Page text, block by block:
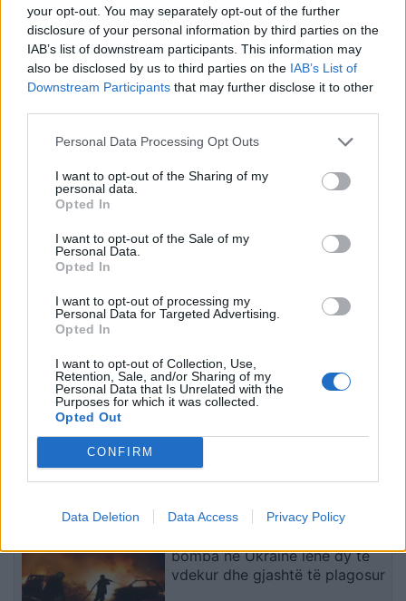
your opt-out. You may separately opt-out of the further
disclosure of your personal information by third parties on the
IAB’s list of downstream participants. This information may
also be disclosed by us to third parties on the IAB’s List of
Downstream Participants that may further disclose it to other
Personal Data Processing Opt Outs
I want to opt-out of the Sharing of my
personal data.
Opted In
I want to opt-out of the Sale of my
Personal Data.
Opted In
I want to opt-out of processing my
Personal Data for Targeted Advertising.
Opted In
I want to opt-out of Collection, Use,
Retention, Sale, and/or Sharing of my
Personal Data that Is Unrelated with the
Purposes for which it was collected.
Opted Out
CONFIRM
Data Deletion Data Access Privacy Policy
e Mbrojtjes: Nëntë vatra
nën monitorim, zonat e
banuara jashtë rrezikut
thikë në Tanvald të
Republikës Çeke,
arrestohet autori
Gjykata ndaloi ndërtimin e
një salle vallëzimi në
Shtëpinë e Bardhë,
reagon Trump: Do ta
çojmë çështjen në
Gjykatën e Lartë
Apeli bllokon projektin e
Shtëpinë e Bardhë, Trump
paralajmëron ankim në
dhe i tmerrshëm
të fundit
Dera e dhomës së fëmijës,
thonë psikologët
Tiranë
bomba në Ukrainë lënë dy të
vdekur dhe gjashtë të plagosur